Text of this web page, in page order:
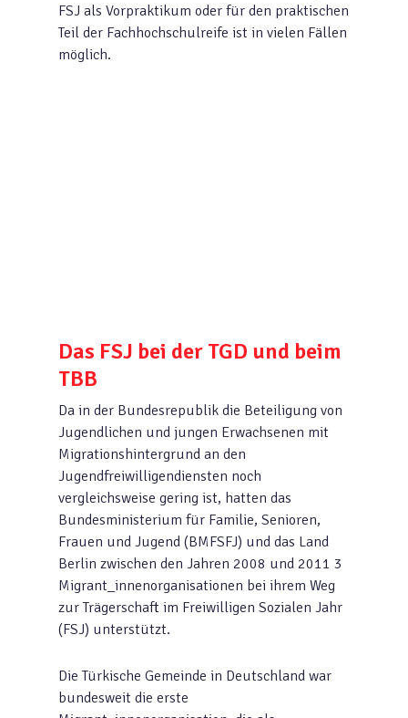
FSJ als Vorpraktikum oder für den praktischen
Teil der Fachhochschulreife ist in vielen Fällen
möglich.
Das FSJ bei der TGD und beim
TBB
Da in der Bundesrepublik die Beteiligung von
Jugendlichen und jungen Erwachsenen mit
Migrationshintergrund an den
Jugendfreiwilligendiensten noch
vergleichsweise gering ist, hatten das
Bundesministerium für Familie, Senioren,
Frauen und Jugend (BMFSFJ) und das Land
Berlin zwischen den Jahren 2008 und 2011 3
Migrant_innenorganisationen bei ihrem Weg
zur Trägerschaft im Freiwilligen Sozialen Jahr
(FSJ) unterstützt.
Die Türkische Gemeinde in Deutschland war
bundesweit die erste